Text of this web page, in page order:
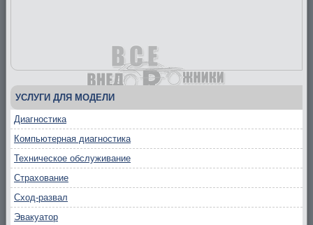
УСЛУГИ ДЛЯ МОДЕЛИ
Диагностика
Компьютерная диагностика
Техническое обслуживание
Страхование
Сход-развал
Эвакуатор